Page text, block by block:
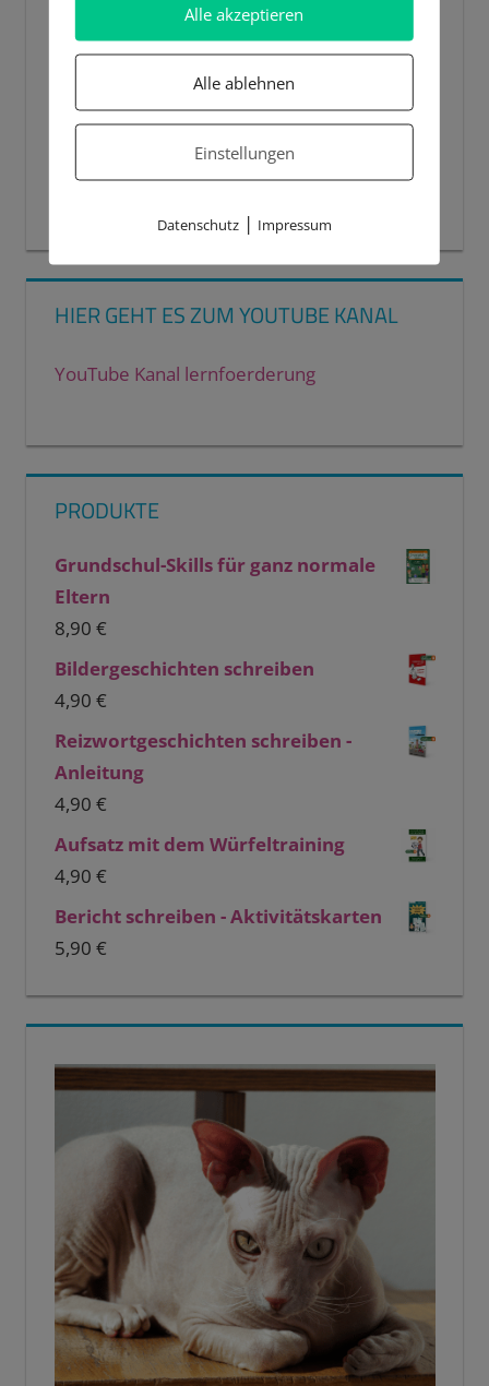
HIER GEHT ES ZUM YOUTUBE KANAL
YouTube Kanal lernfoerderung
PRODUKTE
Grundschul-Skills für ganz normale
Eltern
8,90 €
Bildergeschichten schreiben
4,90 €
Reizwortgeschichten schreiben -
Anleitung
4,90 €
Aufsatz mit dem Würfeltraining
4,90 €
Bericht schreiben - Aktivitätskarten
5,90 €
Alle akzeptieren
Alle ablehnen
Einstellungen
Datenschutz| Impressum